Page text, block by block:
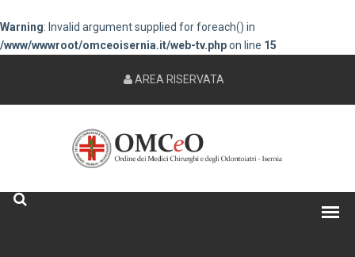
Warning: Invalid argument supplied for foreach() in
/www/wwwroot/omceoisernia.it/web-tv.phpon line 15
AREA RISERVATA